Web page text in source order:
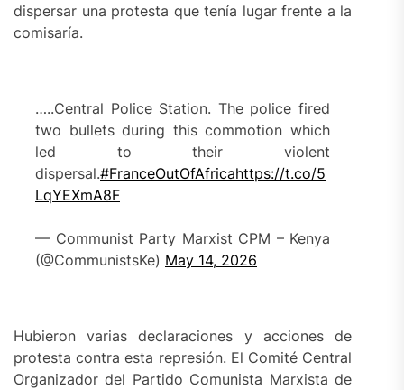
dispersar una protesta que tenía lugar frente a la
comisaría.
…..Central Police Station. The police fired
two bullets during this commotion which
led to their violent
dispersal.#FranceOutOfAfricahttps://t.co/5
LqYEXmA8F
— Communist Party Marxist CPM – Kenya
(@CommunistsKe) May 14, 2026
Hubieron varias declaraciones y acciones de
protesta contra esta represión. El Comité Central
Organizador del Partido Comunista Marxista de